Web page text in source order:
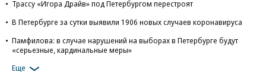
Трассу «Игора Драйв» под Петербургом перестроят
В Петербурге за сутки выявили 1906 новых случаев коронавируса
Памфилова: в случае нарушений на выборах в Петербурге будут
«серьезные, кардинальные меры»
Еще